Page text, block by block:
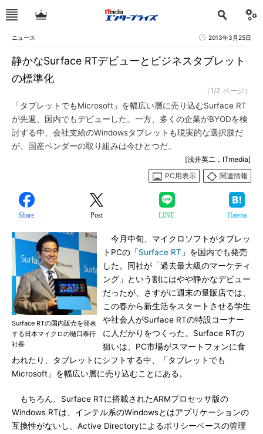
ニュース 2013年3月25日
静かなSurface RTデビューとビジネスタブレット
の標準化
（1/2 ページ）
「タブレットでもMicrosoft」を幅広い層に売り込むSurface RT
が先週、国内でもデビューした。一方、多くの企業がBYODを検
討する中、会社支給のWindowsタブレットも現実的な選択肢だ
が、国産ベンダーの取り組みは今ひとつだ。
[浅井英二，ITmedia]
PC用表示
関連情報
Share Post LINE Hatena
Surface RTの国内販売を発表
する日本マイクロの樋口泰行
社長
今月中旬、マイクロソフトがタブレッ
トPCの「Surface RT 」を国内でも発売
した。同社が「過去最大級のマーケティ
ング」という割にはやや静かなデビュー
だったが、さすがに週末の量販店では、
この春から新生活をスタートさせる学生
や社会人がSurface RTの特設コーナー
に人だかりをつくった。Surface RTの
狙いは、PC市場がスマートフォンに食
われたり、タブレットにシフトする中、「タブレットでも
Microsoft」を幅広い層に売り込むことにある。
もちろん、Surface RTに搭載されたARMプロセッサ版の
Windows RTは、インテル系のWindowsとはアプリケーションの
互換性がないし、Active Directoryによるポリシーベースの管理